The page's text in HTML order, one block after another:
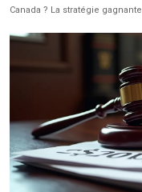
Canada ? La stratégie gagnante